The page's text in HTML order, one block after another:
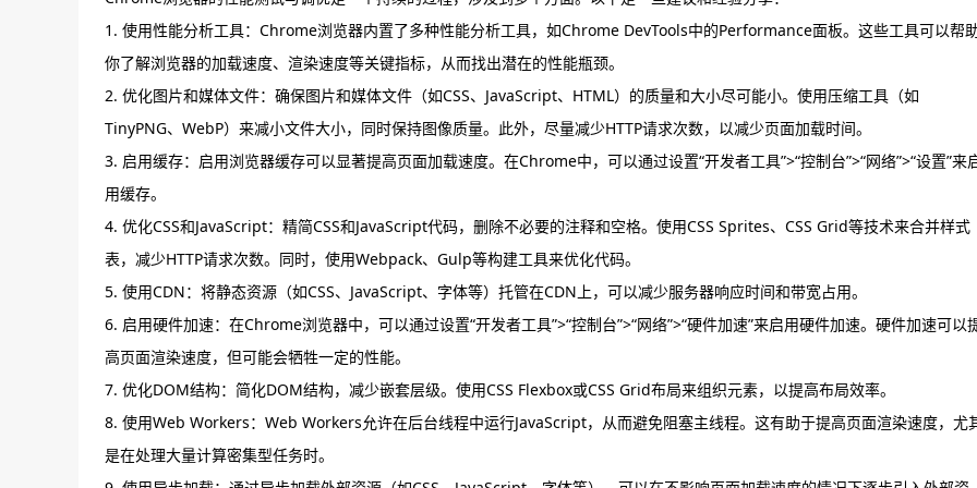
1. 使用性能分析工具：Chrome浏览器内置了多种性能分析工具，如Chrome DevTools中的Performance面板。这些工具可以帮
你了解浏览器的加载速度、渲染速度等关键指标，从而找出潜在的性能瓶颈。
2. 优化图片和媒体文件：确保图片和媒体文件（如CSS、JavaScript、HTML）的质量和大小尽可能小。使用压缩工具（如
TinyPNG、WebP）来减小文件大小，同时保持图像质量。此外，尽量减少HTTP请求次数，以减少页面加载时间。
3. 启用缓存：启用浏览器缓存可以显著提高页面加载速度。在Chrome中，可以通过设置“开发者工具”>“控制台”>“网络”>“设置”来
用缓存。
4. 优化CSS和JavaScript：精简CSS和JavaScript代码，删除不必要的注释和空格。使用CSS Sprites、CSS Grid等技术来合并样式
表，减少HTTP请求次数。同时，使用Webpack、Gulp等构建工具来优化代码。
5. 使用CDN：将静态资源（如CSS、JavaScript、字体等）托管在CDN上，可以减少服务器响应时间和带宽占用。
6. 启用硬件加速：在Chrome浏览器中，可以通过设置“开发者工具”>“控制台”>“网络”>“硬件加速”来启用硬件加速。硬件加速可以
高页面渲染速度，但可能会牺牲一定的性能。
7. 优化DOM结构：简化DOM结构，减少嵌套层级。使用CSS Flexbox或CSS Grid布局来组织元素，以提高布局效率。
8. 使用Web Workers：Web Workers允许在后台线程中运行JavaScript，从而避免阻塞主线程。这有助于提高页面渲染速度，尤
是在处理大量计算密集型任务时。